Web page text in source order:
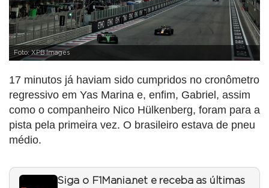
Foto: XPB Images
17 minutos já haviam sido cumpridos no cronômetro
regressivo em Yas Marina e, enfim, Gabriel, assim
como o companheiro Nico Hülkenberg, foram para a
pista pela primeira vez. O brasileiro estava de pneu
médio.
Siga o F1Mania.net e receba as últimas